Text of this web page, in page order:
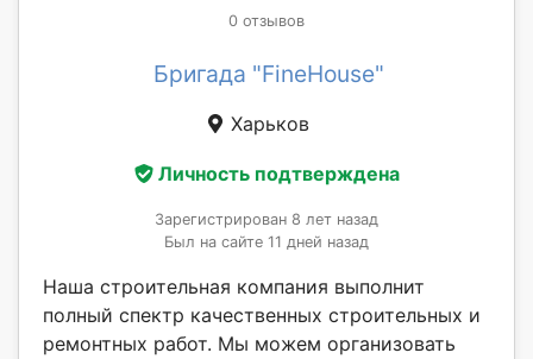
0 отзывов
Бригада "FineHouse"
Харьков
Личность подтверждена
Зарегистрирован 8 лет назад
Был на сайте 11 дней назад
Наша строительная компания выполнит
полный спектр качественных строительных и
ремонтных работ. Мы можем организовать